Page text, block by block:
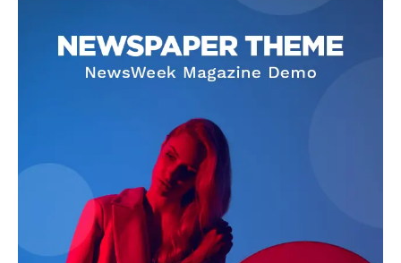
Contact us
Subscription Plans
My account